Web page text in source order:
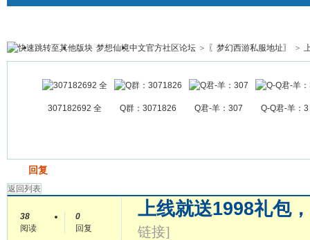
银行 群组聚合 我的空间
帖子
梦想仙境中文官方社区论坛 > 〖梦幻西游私服地址〗 >
307182692 全 Q群：3071826 Q君-羊：307 Q-Q君-羊：3
回复
返回列表
38
阅读
0
回复
上线就送1998礼包
链接]